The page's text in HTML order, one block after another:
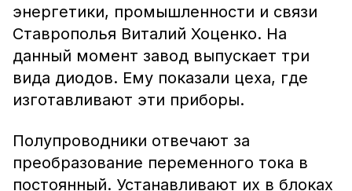
энергетики, промышленности и связи
Ставрополья Виталий Хоценко. На
данный момент завод выпускает три
вида диодов. Ему показали цеха, где
изготавливают эти приборы.
Полупроводники отвечают за
преобразование переменного тока в
постоянный. Устанавливают их в блоках